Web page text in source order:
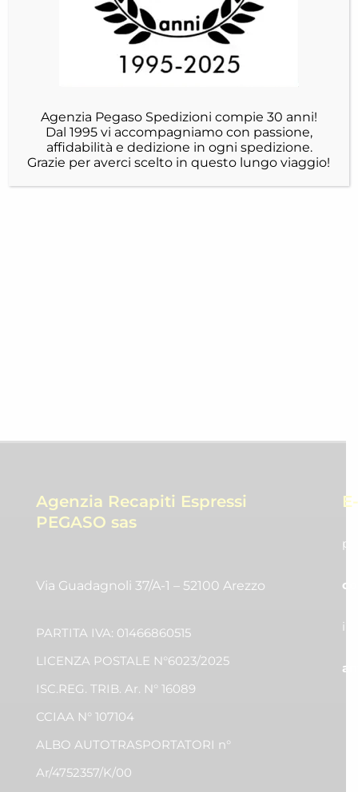
Agenzia Recapiti Espressi
PEGASO sas
Via Guadagnoli 37/A-1 – 52100 Arezzo
PARTITA IVA: 01466860515
LICENZA POSTALE N°6023/2025
ISC.REG. TRIB. Ar. N° 16089
CCIAA N° 107104
ALBO AUTOTRASPORTATORI n°
Ar/4752357/K/00
Agenzia Pegaso Spedizioni compie 30 anni!
Dal 1995 vi accompagniamo con passione,
affidabilità e dedizione in ogni spedizione.
Grazie per averci scelto in questo lungo viaggio!